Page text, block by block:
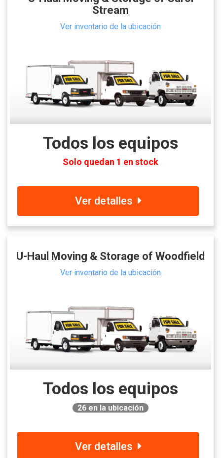
Stream
Ver inventario de la ubicación
Todos los equipos
Solo quedan 1 en stock
Ver detalles
U-Haul Moving & Storage of Woodfield
Ver inventario de la ubicación
Todos los equipos
26 en la ubicación
Ver detalles